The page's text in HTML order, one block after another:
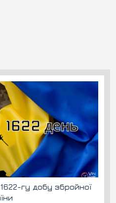
гу добу збройної